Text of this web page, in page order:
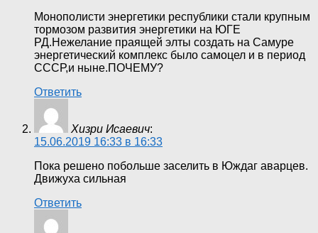
Монополисти энергетики республики стали крупным
тормозом развития энергетики на ЮГЕ
РД.Нежелание праящей элты создать на Самуре
энергетический комплекс было самоцел и в период
СССР,и ныне.ПОЧЕМУ?
Ответить
Хизри Исаевич:
15.06.2019 16:33 в 16:33
Пока решено побольше заселить в Юждаг аварцев.
Движуха сильная
Ответить